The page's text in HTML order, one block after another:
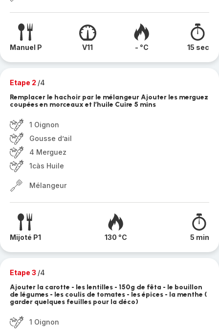
Manuel P V11 - °C 15 sec
Etape 2 /4
Remplacer le hachoir par le mélangeur Ajouter les merguez
coupées en morceaux et l’huile Cuire 5 mins
1 Oignon
Gousse d’ail
4 Merguez
1càs Huile
Mélangeur
Mijoté P1 130 °C 5 min
Etape 3 /4
Ajouter la carotte - les lentilles - 150g de fêta - le bouillon
de légumes - les coulis de tomates - les épices - la menthe (
garder quelques feuilles pour la déco)
1 Oignon